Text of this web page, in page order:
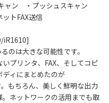
ャン ・プッシュスキャン
トFAX送信
iR1610]
のは大きな可能性です。
プリンタ、FAX、そしてコピ
ィにまとめたのが
もちろん、美しく鮮明な出力
ネットワークの活用までも取